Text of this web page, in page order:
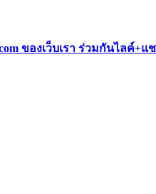
ของเว็บเรา ร่วมกันไลค์+แ